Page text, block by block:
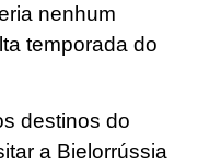
nenhum
temporada do
destinos do
a Bielorrússia